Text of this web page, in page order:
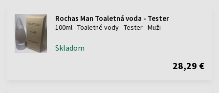
Rochas Man Toaletná voda - Tester
100ml - Toaletné vody - Tester - Muži
Skladom
28,29 €